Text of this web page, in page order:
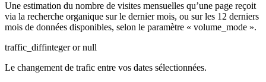
Une estimation du nombre de visites mensuelles qu’une page reçoit
via la recherche organique sur le dernier mois, ou sur les 12 derniers
mois de données disponibles, selon le paramètre « volume_mode ».
traffic_diffinteger or null
Le changement de trafic entre vos dates sélectionnées.